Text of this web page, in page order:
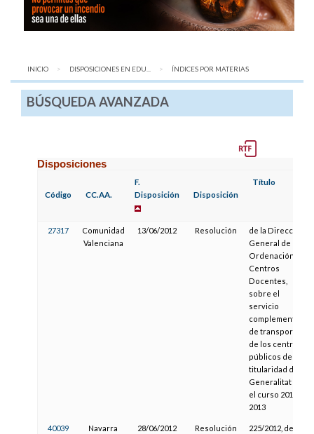
INICIO DISPOSICIONES EN EDU... AQUÍ:
ÍNDICES POR MATERIAS
BÚSQUEDA AVANZADA
Disposiciones
Código CC.AA.
F.
Disposición
Disposición
Título
27317
Comunidad
Valenciana
13/06/2012 Resolución
de la Dirección
General de
Ordenación y
Centros
Docentes,
sobre el
servicio
complementario
de transporte
de los centros
públicos de
titularidad de la
Generalitat para
el curso 2012-
2013
40039 Navarra 28/06/2012 Resolución
225/2012, del